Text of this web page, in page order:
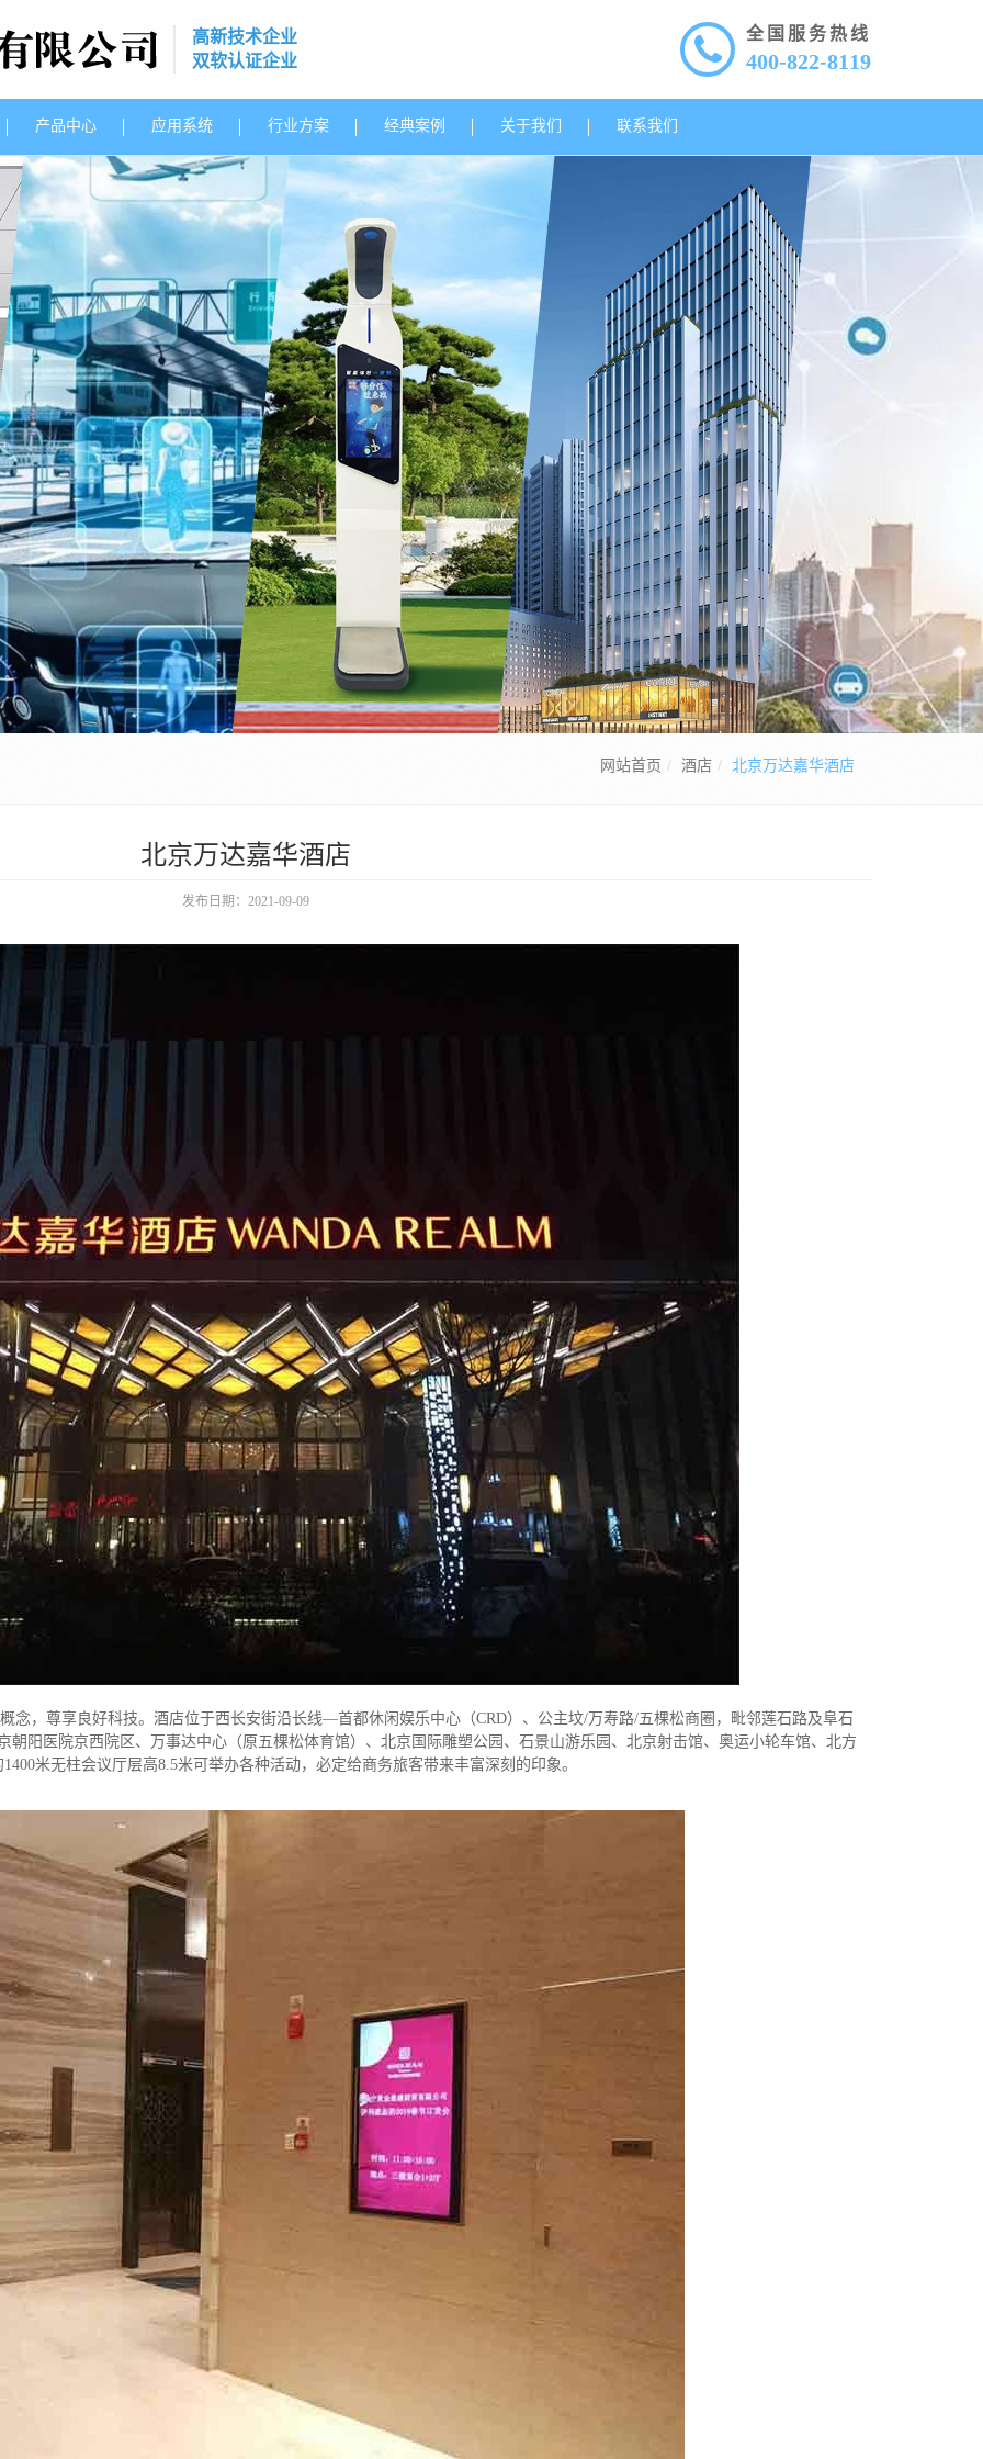
高新技术企业
双软认证企业
全国服务热线
400-822-8119
产品中心 应用系统 行业方案 经典案例 关于我们 联系我们
网站首页 酒店 北京万达嘉华酒店
北京万达嘉华酒店
发布日期：2021-09-09
，尊享良好科技。酒店位于西长安街沿长线—首都休闲娱乐中心（CRD）、公主坟/万寿路/五棵松商圈，毗邻莲石路及阜石
朝阳医院京西院区、万事达中心（原五棵松体育馆）、北京国际雕塑公园、石景山游乐园、北京射击馆、奥运小轮车馆、北方
米无柱会议厅层高8.5米可举办各种活动，必定给商务旅客带来丰富深刻的印象。